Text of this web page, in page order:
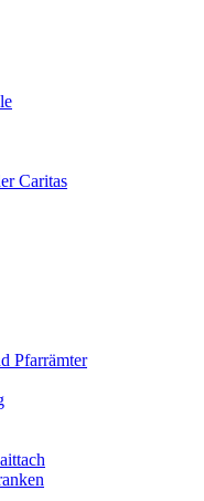
Caritas
Pfarrämter